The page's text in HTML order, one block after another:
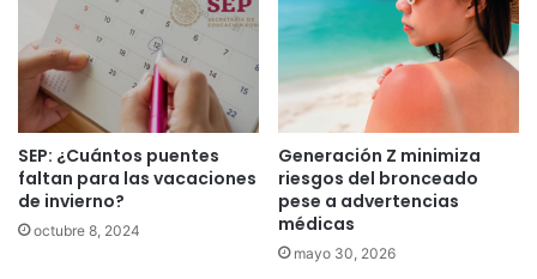
SEP: ¿Cuántos puentes
faltan para las vacaciones
de invierno?
octubre 8, 2024
Generación Z minimiza
riesgos del bronceado
pese a advertencias
médicas
mayo 30, 2026